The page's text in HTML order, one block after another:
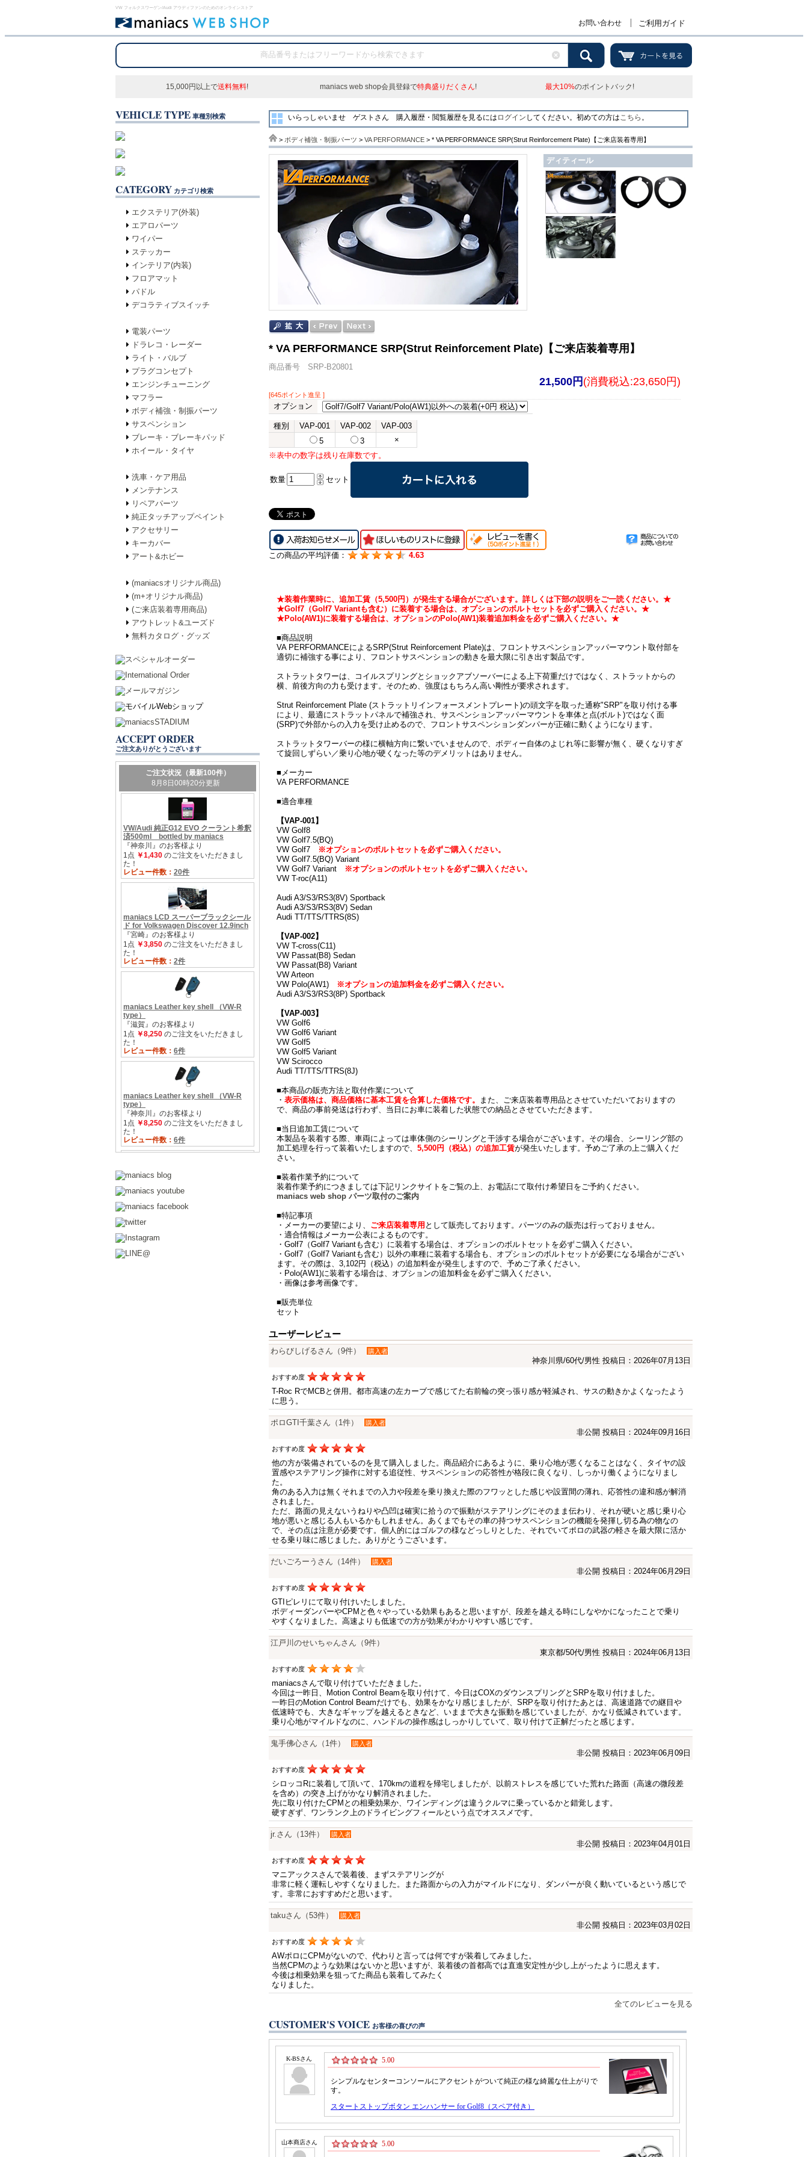
VW フォルクスワーゲン/Audi アウディファンのためのオンラインストア
お問い合わせ ご利用ガイド
15,000円以上で送料無料! maniacs web shop会員登録で特典盛りだくさん! 最大10%のポイントバック!
VEHICLE TYPE 車種別検索
CATEGORY カテゴリ検索
エクステリア(外装)
エアロパーツ
ワイパー
ステッカー
インテリア(内装)
フロアマット
パドル
デコラティブスイッチ
電装パーツ
ドラレコ・レーダー
ライト・バルブ
プラグコンセプト
エンジンチューニング
マフラー
ボディ補強・制振パーツ
サスペンション
ブレーキ・ブレーキパッド
ホイール・タイヤ
洗車・ケア用品
メンテナンス
リペアパーツ
純正タッチアップペイント
アクセサリー
キーカバー
アート&ホビー
(maniacsオリジナル商品)
(m+オリジナル商品)
(ご来店装着専用商品)
アウトレット&ユーズド
無料カタログ・グッズ
ACCEPT ORDER
ご注文ありがとうございます
いらっしゃいませ ゲストさん 購入履歴・閲覧履歴を見るには ログイン してください。初めての方はこちら 。
> ボディ補強・制振パーツ > VA PERFORMANCE > * VA PERFORMANCE SRP(Strut Reinforcement Plate)【ご来店装着専用】
* VA PERFORMANCE SRP(Strut Reinforcement Plate)【ご来店装着専用】
商品番号 SRP-B20801
21,500円 (消費税込:23,650円)
[645ポイント進呈 ]
オプション
種別 VAP-001 VAP-002
VAP-003
5
3
×
※表中の数字は残り在庫数です。
数量 セット
この商品の平均評価： 4.63
ディティール
★装着作業時に、追加工賃（5,500円）が発生する場合がございます。詳しくは下部の説明をご一読ください。★
★Golf7（Golf7 Variantも含む）に装着する場合は、オプションのボルトセットを必ずご購入ください。★
★Polo(AW1)に装着する場合は、オプションのPolo(AW1)装着追加料金を必ずご購入ください。★
■商品説明
VA PERFORMANCEによるSRP(Strut Reinforcement Plate)は、フロントサスペンションアッパーマウント取付部を
適切に補強する事により、フロントサスペンションの動きを最大限に引き出す製品です。
ストラットタワーは、コイルスプリングとショックアブソーバーによる上下荷重だけではなく、ストラットからの
横、前後方向の力も受けます。そのため、強度はもちろん高い剛性が要求されます。
Strut Reinforcement Plate (ストラットリインフォースメントプレート)の頭文字を取った通称"SRP"を取り付ける事
により、最適にストラットパネルで補強され、サスペンションアッパーマウントを車体と点(ボルト)ではなく面
(SRP)で外部からの入力を受け止めるので、フロントサスペンションダンパーが正確に動くようになります。
ストラットタワーバーの様に横軸方向に繋いでいませんので、ボディー自体のよじれ等に影響が無く、硬くなりすぎ
て旋回しずらい／乗り心地が硬くなった等のデメリットはありません。
■メーカー
VA PERFORMANCE
■適合車種
【VAP-001】
VW Golf8
VW Golf7.5(BQ)
VW Golf7
※オプションのボルトセットを必ずご購入ください。
VW Golf7.5(BQ) Variant
VW Golf7 Variant
※オプションのボルトセットを必ずご購入ください。
VW T-roc(A11)
Audi A3/S3/RS3(8V) Sportback
Audi A3/S3/RS3(8V) Sedan
Audi TT/TTS/TTRS(8S)
【VAP-002】
VW T-cross(C11)
VW Passat(B8) Sedan
VW Passat(B8) Variant
VW Arteon
VW Polo(AW1)
※オプションの追加料金を必ずご購入ください。
Audi A3/S3/RS3(8P) Sportback
【VAP-003】
VW Golf6
VW Golf6 Variant
VW Golf5
VW Golf5 Variant
VW Scirocco
Audi TT/TTS/TTRS(8J)
■本商品の販売方法と取付作業について
・ 表示価格は、商品価格に基本工賃を合算した価格です。
また、ご来店装着専用品とさせていただいておりますの
で、商品の事前発送は行わず、当日にお車に装着した状態での納品とさせていただきます。
■当日追加工賃について
本製品を装着する際、車両によっては車体側のシーリングと干渉する場合がございます。その場合、シーリング部の
加工処理を行って装着いたしますので、 5,500円（税込）の追加工賃が発生いたします。予めご了承の上ご購入くだ
さい。
■装着作業予約について
装着作業予約につきましては下記リンクサイトをご覧の上、お電話にて取付け希望日をご予約ください。
maniacs web shop パーツ取付のご案内
■特記事項
・メーカーの要望により、 ご来店装着専用 として販売しております。パーツのみの販売は行っておりません。
・適合情報はメーカー公表によるものです。
・Golf7（Golf7 Variantも含む）に装着する場合は、オプションのボルトセットを必ずご購入ください。
・Golf7（Golf7 Variantも含む）以外の車種に装着する場合も、オプションのボルトセットが必要になる場合がござい
ます。その際は、3,102円（税込）の追加料金が発生しますので、予めご了承ください。
・Polo(AW1)に装着する場合は、オプションの追加料金を必ずご購入ください。
・画像は参考画像です。
■販売単位
セット
ユーザーレビュー
わらびしげるさん（9件） 購入者
神奈川県/60代/男性 投稿日：2026年07月13日
おすすめ度
T-Roc RでMCBと併用。都市高速の左カーブで感じてた右前輪の突っ張り感が軽減され、サスの動きかよくなったよう
に思う。
ポロGTI千葉さん（1件） 購入者
非公開 投稿日：2024年09月16日
おすすめ度
他の方が装備されているのを見て購入しました。商品紹介にあるように、乗り心地が悪くなることはなく、タイヤの設
置感やステアリング操作に対する追従性、サスペンションの応答性が格段に良くなり、しっかり働くようになりまし
た。
角のある入力は無くそれまでの入力や段差を乗り換えた際のフワッとした感じや設置間の薄れ、応答性の違和感が解消
されました。
ただ、路面の見えないうねりや凸凹は確実に拾うので振動がステアリングにそのまま伝わり、それが硬いと感じ乗り心
地が悪いと感じる人もいるかもしれません。あくまでもその車の持つサスペンションの機能を発揮し切る為の物なの
で、その点は注意が必要です。個人的にはゴルフの様などっしりとした、それでいてポロの武器の軽さを最大限に活か
せる乗り味に感じました。ありがとうございます。
だいごろーうさん（14件） 購入者
非公開 投稿日：2024年06月29日
おすすめ度
GTIピレリにて取り付けいたしました。
ボディーダンパーやCPMと色々やっている効果もあると思いますが、段差を越える時にしなやかになったことで乗り
やすくなりました。高速よりも低速での方が効果がわかりやすい感じです。
江戸川のせいちゃんさん（9件）
東京都/50代/男性 投稿日：2024年06月13日
おすすめ度
maniacsさんで取り付けていただきました。
今回は一昨日、Motion Control Beamを取り付けて、今日はCOXのダウンスプリングとSRPを取り付けました。
一昨日のMotion Control Beamだけでも、効果をかなり感じましたが、SRPを取り付けたあとは、高速道路での継目や
低速時でも、大きなギャップを越えるときなど、いままで大きな振動を感じていましたが、かなり低減されています。
乗り心地がマイルドなのに、ハンドルの操作感はしっかりしていて、取り付けて正解だったと感じます。
鬼手佛心さん（1件） 購入者
非公開 投稿日：2023年06月09日
おすすめ度
シロッコRに装着して頂いて、170kmの道程を帰宅しましたが、以前ストレスを感じていた荒れた路面（高速の微段差
を含め）の突き上げがかなり解消されました。
先に取り付けたCPMとの相乗効果か、ワインディングは違うクルマに乗っているかと錯覚します。
硬すぎず、ワンランク上のドライビングフィールという点でオススメです。
jr.さん（13件） 購入者
非公開 投稿日：2023年04月01日
おすすめ度
マニアックスさんで装着後、まずステアリングが
非常に軽く運転しやすくなりました。また路面からの入力がマイルドになり、ダンパーが良く動いているという感じで
す。非常におすすめだと思います。
takuさん（53件） 購入者
非公開 投稿日：2023年03月02日
おすすめ度
AWポロにCPMがないので、代わりと言っては何ですが装着してみました。
当然CPMのような効果はないかと思いますが、装着後の首都高では直進安定性が少し上がったように思えます。
今後は相乗効果を狙ってた商品も装着してみたく
なりました。
全てのレビューを見る
CUSTOMER'S VOICE お客様の喜びの声